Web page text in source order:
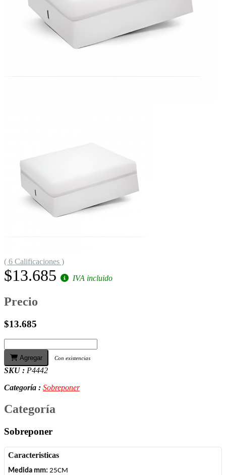
( 6 Calificaciones )
$13.685 IVA incluido
Precio
$13.685
Agregar Con existencias
SKU : P4442
Categoría : Sobreponer
Categoría
Sobreponer
Caracteristicas
Medida mm: 25CM